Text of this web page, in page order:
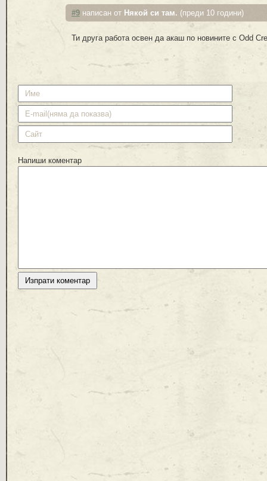
#9 написан от Някой си там. (преди 10 години)
Ти друга работа освен да акаш по новините с Odd
Напиши коментар